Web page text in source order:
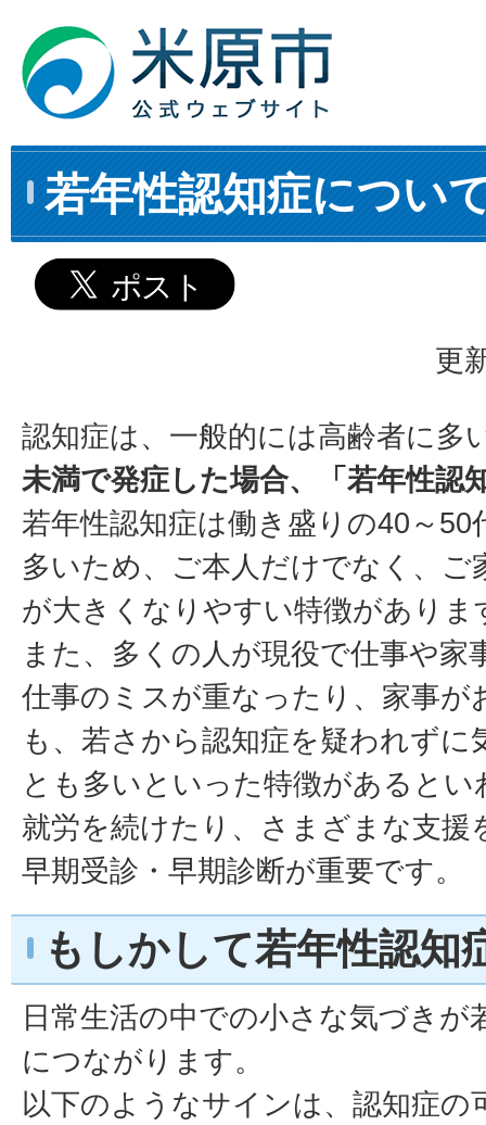
若年性認知症につい
更
認知症は、一般的には高齢者に多
未満で発症した場合、「若年性認
若年性認知症は働き盛りの40～
多いため、ご本人だけでなく、ご
が大きくなりやすい特徴がありま
また、多くの人が現役で仕事や家
仕事のミスが重なったり、家事が
も、若さから認知症を疑われず
とも多いといった特徴があると
就労を続けたり、さまざまな支援
早期受診・早期診断が重要です。
もしかして若年性認知
日常生活の中での小さな気づきが
につながります。
以下のようなサインは、認知症の